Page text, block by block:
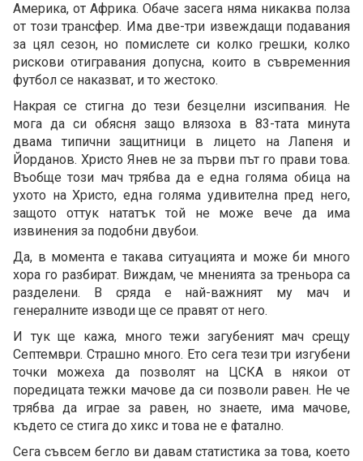
Америка, от Африка. Обаче засега няма никаква полза
от този трансфер. Има две-три извеждащи подавания
за цял сезон, но помислете си колко грешки, колко
рискови отигравания допусна, които в съвременния
футбол се наказват, и то жестоко.
Накрая се стигна до тези безцелни изсипвания. Не
мога да си обясня защо влязоха в 83-тата минута
двама типични защитници в лицето на Лапеня и
Йорданов. Христо Янев не за първи път го прави това.
Въобще този мач трябва да е една голяма обица на
ухото на Христо, една голяма удивителна пред него,
защото оттук нататък той не може вече да има
извинения за подобни двубои.
Да, в момента е такава ситуацията и може би много
хора го разбират. Виждам, че мненията за треньора са
разделени. В сряда е най-важният му мач и
генералните изводи ще се правят от него.
И тук ще кажа, много тежи загубеният мач срещу
Септември. Страшно много. Ето сега тези три изгубени
точки можеха да позволят на ЦСКА в някои от
поредицата тежки мачове да си позволи равен. Не че
трябва да играе за равен, но знаете, има мачове,
където се стига до хикс и това не е фатално.
Сега съвсем бегло ви давам статистика за това, което